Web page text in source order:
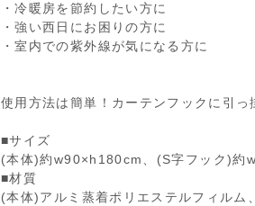
・冷暖房を節約したい方に
・強い西日にお困りの方に
・室内での紫外線が気になる方に
使用方法は簡単！カーテンフックに引っ
■サイズ
(本体)約w90×h180cm、(S字フック)約
■材質
(本体)アルミ蒸着ポリエステルフィルム